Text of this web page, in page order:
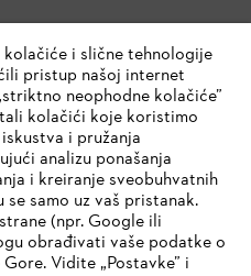
i slične tehnologije
pristup našoj internet
neophodne kolačiće”
kolačići koje koristimo
i pružanja
analizu ponašanja
i kreiranje sveobuhvatnih
samo uz vaš pristanak.
(npr. Google ili
obrađivati vaše podatke o
Vidite „Postavke” i